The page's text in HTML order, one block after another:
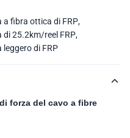
a fibra ottica di FRP,
di 25.2km/reel FRP,
di FRP
forza del cavo a fibre